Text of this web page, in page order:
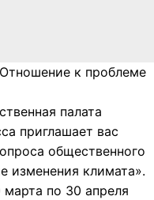
к проблеме
палата
приглашает вас
общественного
изменения климата».
по 30 апреля